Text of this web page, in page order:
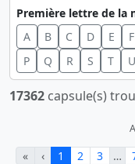
Première lettre de la
A
B C D E F
P
Q R S T U
17362 capsule(s)
« ‹ 1 2 3 …